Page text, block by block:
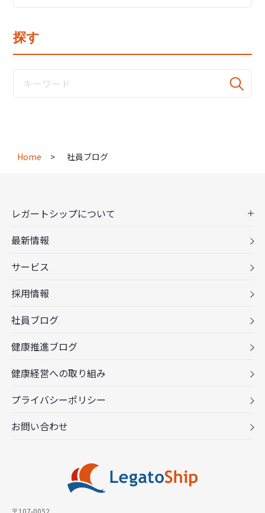
探す
Home 社員ブログ
〒107-0052
レガートシップについて
最新情報
サービス
採用情報
社員ブログ
健康推進ブログ
健康経営への取り組み
プライバシーポリシー
お問い合わせ